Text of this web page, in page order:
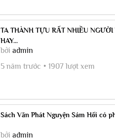
TA THÀNH TỰU RẤT NHIỀU
HAY...
bởi admin
5 năm trước
1907 lượt xem
Sách Văn Phát Nguyện Sám Hối có
bởi admin